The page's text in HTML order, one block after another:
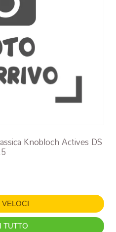
Knobloch Actives DS
VELOCI
TUTTO